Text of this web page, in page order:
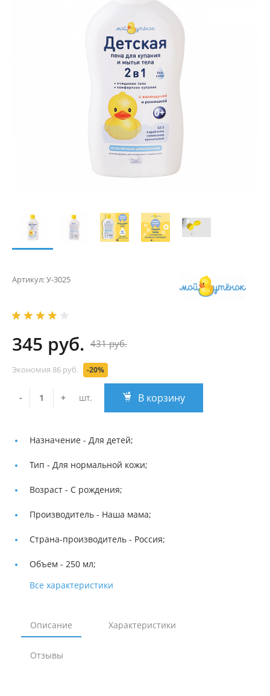
Артикул:У-3025
345 руб. 431 руб.
Экономия 86 руб. -20%
- + шт. В корзину
Назначение - Для детей;
Тип - Для нормальной кожи;
Возраст - С рождения;
Производитель - Наша мама;
Страна-производитель - Россия;
Объем - 250 мл;
Все характеристики
Описание Характеристики
Отзывы